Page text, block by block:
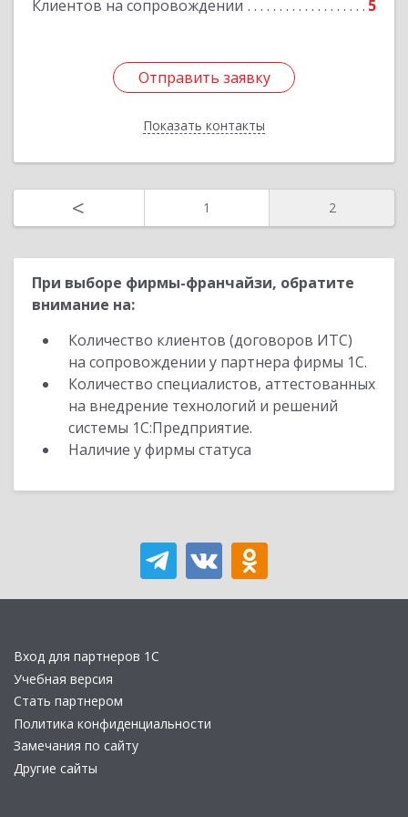
Клиентов на сопровождении 5
Отправить заявку
Показать контакты
Подробнее
Отправить заявку
Назад
< 1 2
При выборе фирмы-франчайзи, обратите
внимание на:
Количество клиентов (договоров ИТС)
на сопровождении у партнера фирмы 1С.
Количество специалистов, аттестованных
на внедрение технологий и решений
системы 1С:Предприятие.
Наличие у фирмы статуса
Вход для партнеров 1С
Учебная версия
Стать партнером
Политика конфиденциальности
Замечания по сайту
Другие сайты